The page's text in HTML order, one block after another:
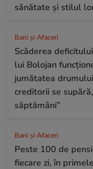
sănătate și stilul
Bani și Afaceri
Scăderea
lui Bolojan
jumătatea
creditorii se
săptămâni”
Bani și Afaceri
Peste 100 de
fiecare zi, în